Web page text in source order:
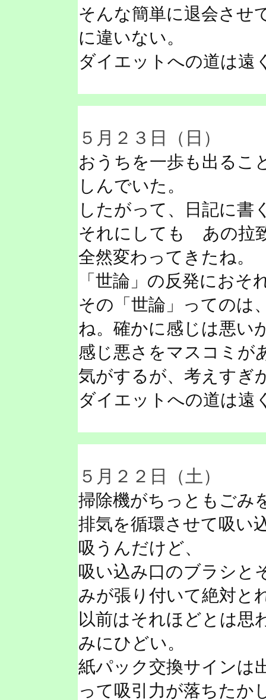
そんな簡単に退会さ
に違いない。
ダイエットへの道は遠
５月２３日（日）
おうちを一歩も出るこ
しんでいた。
したがって、日記に書
それにしても あの拉
全然変わってきたね。
「世論」の反発におそ
その「世論」ってのは
ね。確かに感じは悪い
感じ悪さをマスコミが
気がするが、考えすぎ
ダイエットへの道は遠
５月２２日（土）
掃除機がちっともごみ
排気を循環させて吸い
吸うんだけど、
吸い込み口のブラシと
みが張り付いて絶対と
以前はそれほどとは思
みにひどい。
紙パック交換サインは
って吸引力が落ちたか